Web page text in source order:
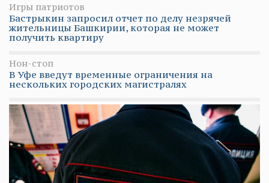
Игры патриотов
Бастрыкин запросил отчет по делу незрячей
жительницы Башкирии, которая не может
получить квартиру
Нон-стоп
В Уфе введут временные ограничения на
нескольких городских магистралях